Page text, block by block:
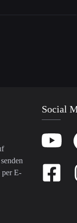
per E-
Social